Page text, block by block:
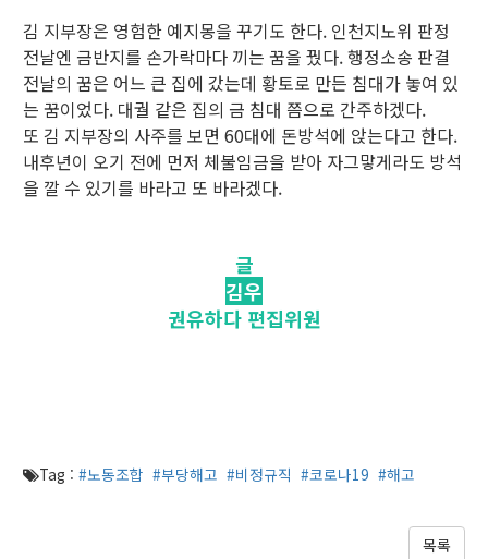
김 지부장은 영험한 예지몽을 꾸기도 한다. 인천지노위 판정
전날엔 금반지를 손가락마다 끼는 꿈을 꿨다. 행정소송 판결
전날의 꿈은 어느 큰 집에 갔는데 황토로 만든 침대가 놓여 있
는 꿈이었다. 대궐 같은 집의 금 침대 쯤으로 간주하겠다.
또 김 지부장의 사주를 보면 60대에 돈방석에 앉는다고 한다.
내후년이 오기 전에 먼저 체불임금을 받아 자그맣게라도 방석
을 깔 수 있기를 바라고 또 바라겠다.
글
김우
권유하다 편집위원
Tag : #노동조합 #부당해고 #비정규직 #코로나19 #해고
목록